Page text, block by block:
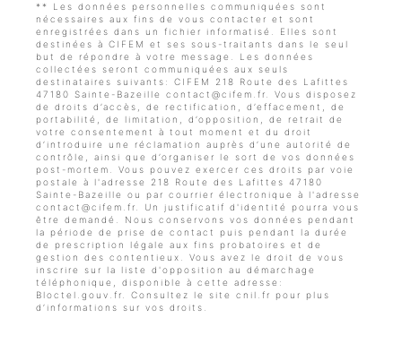
** Les données personnelles communiquées sont
nécessaires aux fins de vous contacter et sont
enregistrées dans un fichier informatisé. Elles sont
destinées à CIFEM et ses sous-traitants dans le seul
but de répondre à votre message. Les données
collectées seront communiquées aux seuls
destinataires suivants: CIFEM 218 Route des Lafittes
47180 Sainte-Bazeille contact@cifem.fr. Vous disposez
de droits d’accès, de rectification, d’effacement, de
portabilité, de limitation, d’opposition, de retrait de
votre consentement à tout moment et du droit
d’introduire une réclamation auprès d’une autorité de
contrôle, ainsi que d’organiser le sort de vos données
post-mortem. Vous pouvez exercer ces droits par voie
postale à l'adresse 218 Route des Lafittes 47180
Sainte-Bazeille ou par courrier électronique à l'adresse
contact@cifem.fr. Un justificatif d'identité pourra vous
être demandé. Nous conservons vos données pendant
la période de prise de contact puis pendant la durée
de prescription légale aux fins probatoires et de
gestion des contentieux. Vous avez le droit de vous
inscrire sur la liste d'opposition au démarchage
téléphonique, disponible à cette adresse:
Bloctel.gouv.fr . Consultez le site cnil.fr pour plus
d’informations sur vos droits.